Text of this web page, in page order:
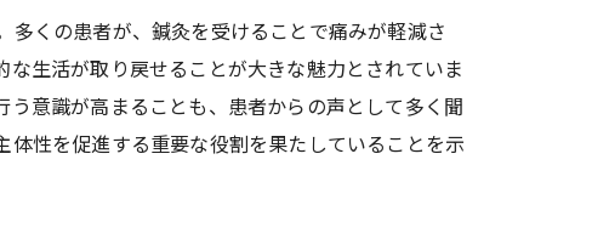
くの患者が、鍼灸を受けることで痛みが軽減さ
生活が取り戻せることが大きな魅力とされていま
意識が高まることも、患者からの声として多く聞
性を促進する重要な役割を果たしていることを示